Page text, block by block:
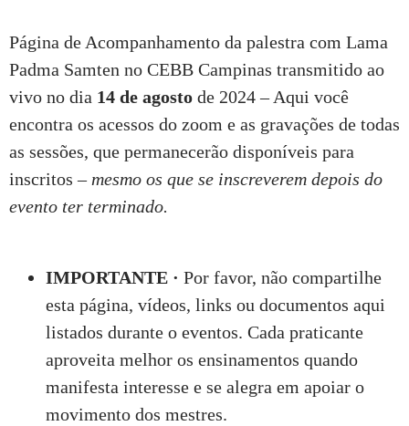
Página de Acompanhamento da palestra com Lama
Padma Samten no CEBB Campinas transmitido ao
vivo no dia 14 de agosto de 2024 – Aqui você
encontra os acessos do zoom e as gravações de todas
as sessões, que permanecerão disponíveis para
inscritos – mesmo os que se inscreverem depois do
evento ter terminado.
IMPORTANTE · Por favor, não compartilhe
esta página, vídeos, links ou documentos aqui
listados durante o eventos. Cada praticante
aproveita melhor os ensinamentos quando
manifesta interesse e se alegra em apoiar o
movimento dos mestres.